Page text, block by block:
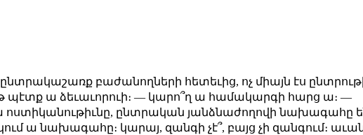
բաժանողների հետեւից, ոչ միայն էս
պէտք ա ձեւաւորուի։ — կարո՞ղ ա համակարգի հարց ա։ —
ոստիկանութիւնը, ընտրական յանձնաժողովի նախագահը
նախագահը։ կարայ, զանգի չէ՞, բայց չի զանգում։